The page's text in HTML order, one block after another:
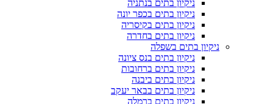
ניקיון בתים בנתניה
ניקיון בתים בכפר יונה
ניקיון בתים בקיסריה
ניקיון בתים בחדרה
ניקיון בתים בשפלה
ניקיון בתים בנס ציונה
ניקיון בתים ברחובות
ניקיון בתים ביבנה
ניקיון בתים בבאר יעקב
ניקיון בתים ברמלה